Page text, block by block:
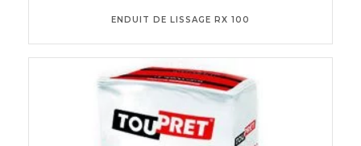
ENDUIT DE LISSAGE RX 100